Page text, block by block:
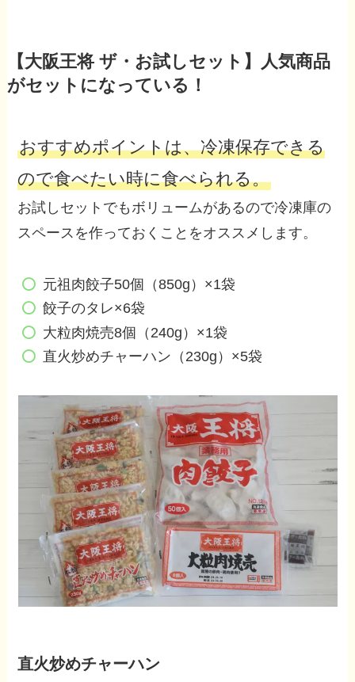
【大阪王将 ザ・お試しセット】人気商品
がセットになっている！
おすすめポイントは、冷凍保存できる
ので食べたい時に食べられる。
お試しセットでもボリュームがあるので冷凍庫の
スペースを作っておくことをオススメします。
元祖肉餃子50個（850g）×1袋
餃子のタレ×6袋
大粒肉焼売8個（240g）×1袋
直火炒めチャーハン（230g）×5袋
直火炒めチャーハン